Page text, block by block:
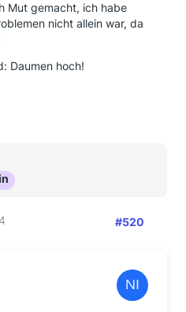
Mut gemacht, ich habe
nicht allein war, da
Daumen hoch!
#520